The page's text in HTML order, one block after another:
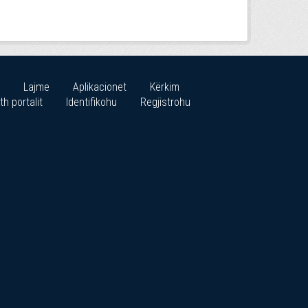
Lajme Aplikacionet
Kërkim
portalit
Identifikohu Regjistrohu